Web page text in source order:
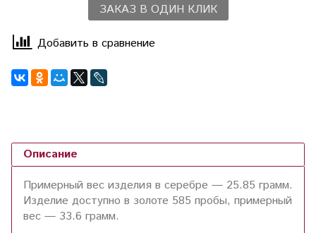
ЗАКАЗ В ОДИН КЛИК
Добавить в сравнение
Описание
Примерный вес изделия в серебре — 25.85 грамм.
Изделие доступно в золоте 585 пробы, примерный
вес — 33.6 грамм.